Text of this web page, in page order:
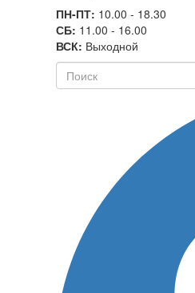
ПН-ПТ: 10.00 - 18.30
СБ: 11.00 - 16.00
ВСК: Выходной